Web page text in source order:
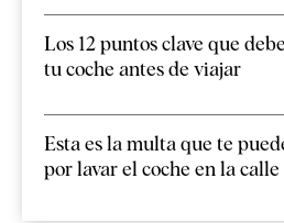
Los 12 puntos clave que
tu coche antes de viajar
Esta es la multa que te
por lavar el coche en la calle